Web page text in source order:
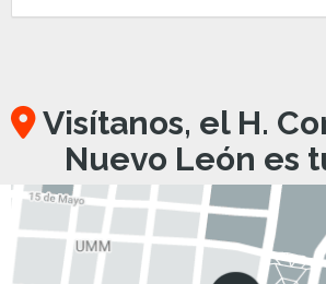
Visítanos, el H.
Nuevo León es